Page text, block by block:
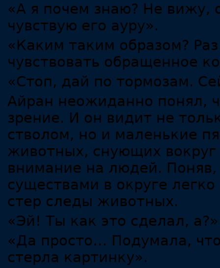
«А я почем знаю? Не вижу,
чувствую его ауру».
«Каким таким образом?
чувствовать обращенное
«Стоп, дай по тормозам.
Айран неожиданно понял,
зрение. И он видит не
стволом, но и маленькие
животных, снующих
внимание на людей.
существами в округе
стер следы животных.
«Эй! Ты как это сделал, а?»
«Да просто… Подумала,
стерла картинку».